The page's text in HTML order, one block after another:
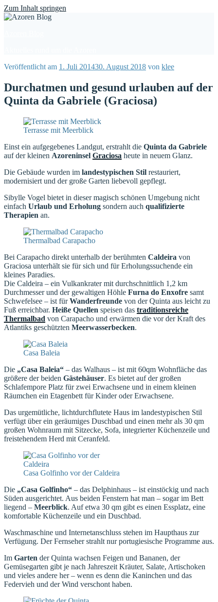
Zum Inhalt springen
Veröffentlicht am 1. Juli 201430. August 2018 von klee
Durchatmen und gesund urlauben auf der
Quinta da Gabriele (Graciosa)
Terrasse mit Meerblick
Einst ein aufgegebenes Landgut, erstrahlt die Quinta da Gabriele
auf der kleinen Azoreninsel Graciosa heute in neuem Glanz.
Die Gebäude wurden im landestypischen Stil restauriert,
modernisiert und der große Garten liebevoll gepflegt.
Sibylle Vogel bietet in dieser magisch schönen Umgebung nicht
einfach Urlaub und Erholung sondern auch qualifizierte
Therapien an.
Thermalbad Carapacho
Bei Carapacho direkt unterhalb der berühmten Caldeira von
Graciosa unterhält sie für sich und für Erholungssuchende ein
kleines Paradies.
Die Caldeira – ein Vulkankrater mit durchschnittlich 1,2 km
Durchmesser und der gewaltigen Höhle Furna do Enxofre samt
Schwefelsee – ist fürWanderfreunde von der Quinta aus leicht zu
Fuß erreichbar. Heiße Quellen speisen das traditionsreiche
Thermalbad von Carapacho und erwärmen die vor der Kraft des
Atlantiks geschützten Meerwasserbecken.
Casa Baleia
Die „Casa Baleia“ – das Walhaus – ist mit 60qm Wohnfläche das
größere der beiden Gästehäuser. Es bietet auf der großen
Schlafempore Platz für zwei Erwachsene und in einem kleinen
Räumchen ein Etagenbett für Kinder oder Erwachsene.
Das urgemütliche, lichtdurchflutete Haus im landestypischen Stil
verfügt über ein geräumiges Duschbad und einen mehr als 30 qm
großen Wohnraum mit Sitzecke, Sofa, integrierter Küchenzeile und
freistehendem Herd mit Ceranfeld.
Casa Golfinho vor der Caldeira
Die „Casa Golfinho“ – das Delphinhaus – ist einstöckig und nach
Süden ausgerichtet. Aus beiden Fenstern hat man – sogar im Bett
liegend – Meerblick. Auf etwa 30 qm gibt es einen Essplatz, eine
komfortable Küchenzeile und ein Duschbad.
Waschmaschine und Internetanschluss stehen im Haupthaus zur
Verfügung. Der Fernseher strahlt nur portugiesische Programme aus.
Im Garten der Quinta wachsen Feigen und Bananen, der
Gemüsegarten gibt je nach Jahreszeit Kräuter, Salate, Artischoken
und vieles andere her – wenn es denn die Kaninchen und das
Federvieh und der Wind verschont haben.